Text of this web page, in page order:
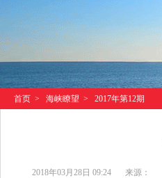
首页 > 海峡瞭望 > 2017年第12期
2018年03月28日 09:24 来源：